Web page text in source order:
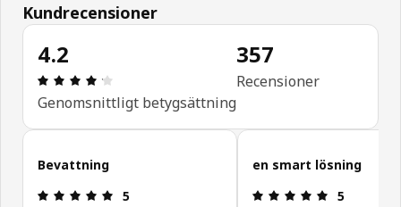
Kundrecensioner
4.2
Recension: 4.2 utav 5 stjärnor. Totalt antal
Genomsnittligt betygsättning
357
Recensioner
Hoppa över
Bevattning
Recension: 5 utav 5 stjärnor.
5
en smart lösning
5